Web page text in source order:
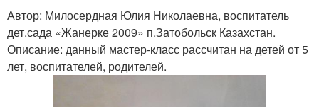
Автор: Милосердная Юлия Николаевна, воспитатель
дет.сада «Жанерке 2009» п.Затобольск Казахстан.
Описание: данный мастер-класс рассчитан на детей от 5
лет, воспитателей, родителей.